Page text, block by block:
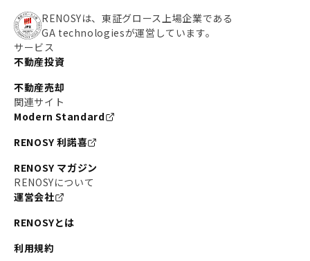
RENOSYは、東証グロース上場企業である
GA technologiesが運営しています。
サービス
不動産投資
不動産売却
関連サイト
Modern Standard
RENOSY 利諾喜
RENOSY マガジン
RENOSYについて
運営会社
RENOSYとは
利用規約